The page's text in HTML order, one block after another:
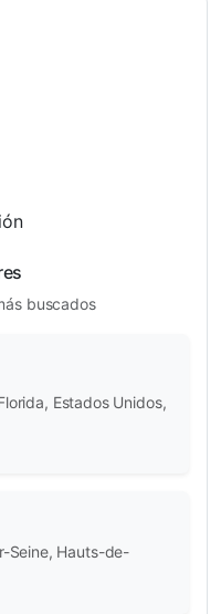
buscados
Estados Unidos,
Seine, Hauts-de-